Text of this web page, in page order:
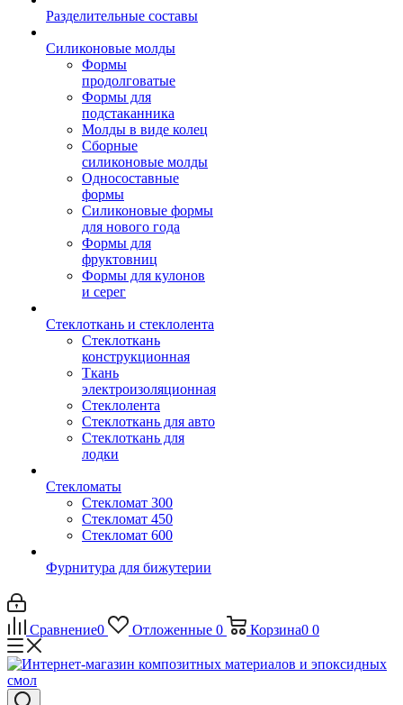
Разделительные составы
Силиконовые молды
Формы
продолговатые
Формы для
подстаканника
Молды в виде колец
Сборные
силиконовые молды
Односоставные
формы
Силиконовые формы
для нового года
Формы для
фруктовниц
Формы для кулонов
и серег
Стеклоткань и стеклолента
Стеклоткань
конструкционная
Ткань
электроизоляционная
Стеклолента
Стеклоткань для авто
Стеклоткань для
лодки
Стекломаты
Стекломат 300
Стекломат 450
Стекломат 600
Фурнитура для бижутерии
Сравнение0 Отложенные 0 Корзина0 0